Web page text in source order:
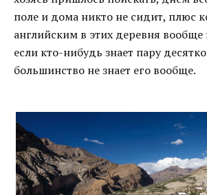
поле и дома никто не сидит, плюс
английским в этих деревня
если кто-нибудь знает пару
большинство не знает его вообще.